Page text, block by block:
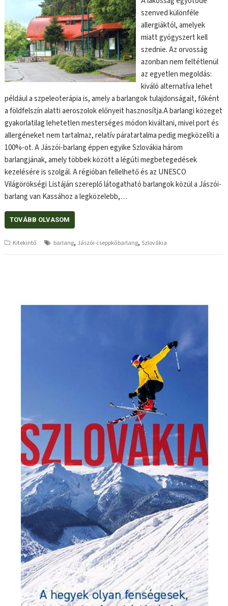
szenved különféle
allergiáktól, amelyek
miatt gyógyszert kell
szednie. Az orvosság
azonban nem feltétlenül
az egyetlen megoldás:
kiváló alternatíva lehet
például a szpeleoterápia is, amely a barlangok tulajdonságait, főként
a földfelszín alatti aeroszolok előnyeit hasznosítja.A barlangi közeget
gyakorlatilag lehetetlen mesterséges módon kiváltani, mivel port és
allergéneket nem tartalmaz, relatív páratartalma pedig megközelíti a
100%-ot. A Jászói-barlang éppen egyike Szlovákia három
barlangjának, amely többek között a légúti megbetegedések
kezelésére is szolgál. A régióban fellelhető és az UNESCO
Világörökségi Listáján szereplő látogatható barlangok közül a Jászói-
barlang van Kassához a legközelebb,…
TOVÁBB OLVASOM
Kitekintő barlang, Jászói-cseppkőbarlang, Szlovákia